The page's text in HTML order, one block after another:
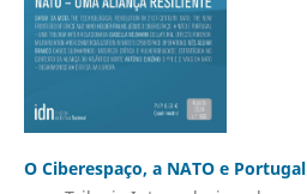
O Ciberespaço, a NATO e Portugal